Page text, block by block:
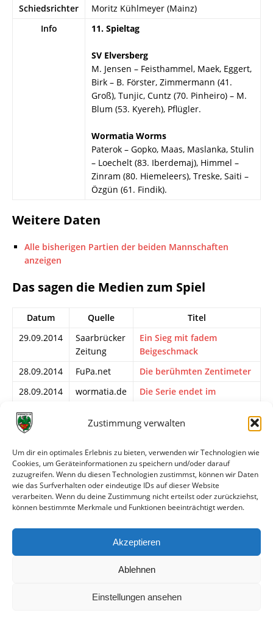
Zustimmung verwalten
Um dir ein optimales Erlebnis zu bieten, verwenden wir Technologien wie
Cookies, um Geräteinformationen zu speichern und/oder darauf
zuzugreifen. Wenn du diesen Technologien zustimmst, können wir Daten
wie das Surfverhalten oder eindeutige IDs auf dieser Website
verarbeiten. Wenn du deine Zustimmung nicht erteilst oder zurückziehst,
können bestimmte Merkmale und Funktionen beeinträchtigt werden.
Akzeptieren
Ablehnen
Einstellungen ansehen
Schiedsrichter
Moritz Kühlmeyer (Mainz)
Info
11. Spieltag
SV Elversberg
M. Jensen – Feisthammel, Maek, Eggert,
Birk – B. Förster, Zimmermann (41.
Groß), Tunjic, Cuntz (70. Pinheiro) – M.
Blum (53. Kyereh), Pflügler.
Wormatia Worms
Paterok – Gopko, Maas, Maslanka, Stulin
– Loechelt (83. Iberdemaj), Himmel –
Zinram (80. Hiemeleers), Treske, Saiti –
Özgün (61. Findik).
Weitere Daten
Alle bisherigen Partien der beiden Mannschaften
anzeigen
Das sagen die Medien zum Spiel
Datum Quelle
Titel
29.09.2014
Saarbrücker
Zeitung
Ein Sieg mit fadem
Beigeschmack
28.09.2014
FuPa.net
Die berühmten Zentimeter
28.09.2014
wormatia.de
Die Serie endet im
27.09.2014
Homepage
Elversberg
SVE setzt deutliches
Wormatia Worms
27.09.2014
SRonline
SVE gewinnt klar gegen
Worms
26.09.2014
Saarbrücker
Kritik an eigener Leistung
Vorfreude aufs